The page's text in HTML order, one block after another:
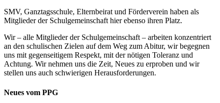
SMV, Ganztagsschule, Elternbeirat und Förderverein haben als
Mitglieder der Schulgemeinschaft hier ebenso ihren Platz.
Wir – alle Mitglieder der Schulgemeinschaft – arbeiten konzentriert
an den schulischen Zielen auf dem Weg zum Abitur, wir begegnen
uns mit gegenseitigem Respekt, mit der nötigen Toleranz und
Achtung. Wir nehmen uns die Zeit, Neues zu erproben und wir
stellen uns auch schwierigen Herausforderungen.
Neues vom PPG